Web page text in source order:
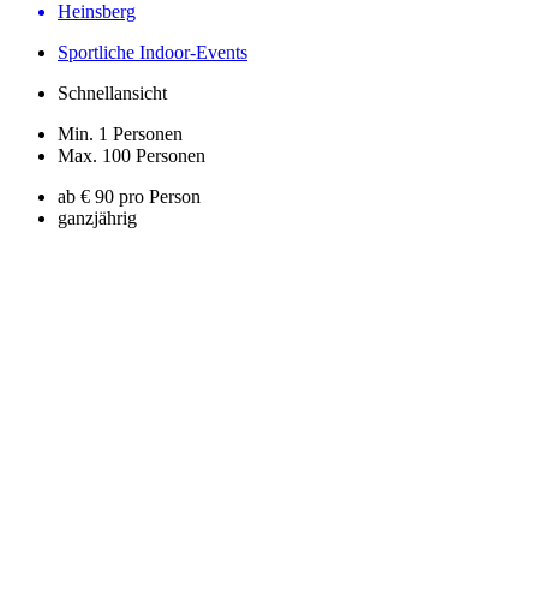
Heinsberg
Sportliche Indoor-Events
Schnellansicht
Min. 1 Personen
Max. 100 Personen
ab € 90 pro Person
ganzjährig